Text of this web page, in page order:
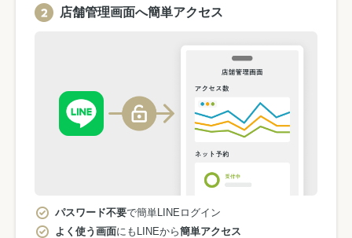
店舗管理画面へ簡単アクセス
パスワード不要で簡単LINEログイン
よく使う画面にもLINEから簡単アクセス